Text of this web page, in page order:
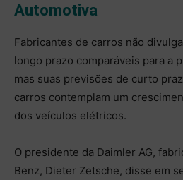
Automotiva
Fabricantes de carros não
longo prazo comparáveis para a
mas suas previsões de curto
carros contemplam um
dos veículos elétricos.
O presidente da Daimler AG,
Benz, Dieter Zetsche, disse em